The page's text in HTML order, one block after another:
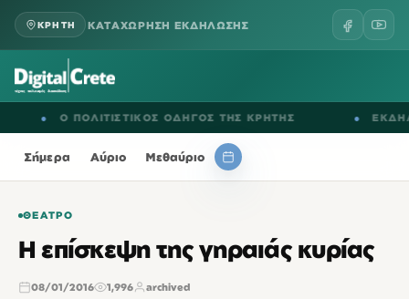
ΚΡΗΤΗ ΚΑΤΑΧΩΡΗΣΗ ΕΚΔΗΛΩΣΗΣ
Ο ΠΟΛΙΤΙΣΤΙΚΟΣ ΟΔΗΓΟΣ ΤΗΣ ΚΡΗΤΗΣ
Σήμερα Αύριο Μεθαύριο
ΘΈΑΤΡΟ
Η επίσκεψη της γηραιάς κυρίας
08/01/2016 1,996 archived